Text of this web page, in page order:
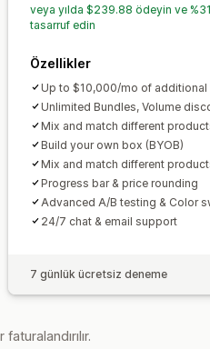
Toptan satış
veya yılda $239.88 ödeyin ve %31
tasarruf edin
Özellikler
Up to $10,000/mo of additional
Unlimited Bundles, Volume
Mix and match different
Build your own box (BYOB)
Mix and match different
Progress bar & price rounding
Advanced A/B testing & Color
24/7 chat & email support
7 günlük ücretsiz deneme